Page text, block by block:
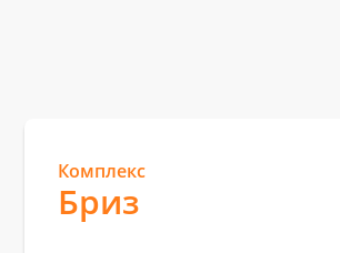
Комплекс
Бриз